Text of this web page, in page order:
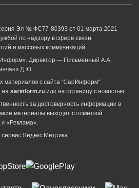
Эл № ФС77-80393 от 01 марта 2021
по надзору в сфере связи,
и массовых коммуникаций.
Директор — Письменный А.А.
Д.Ю.
материалов с сайта "СарИнформ"
на sarinform.ru или на страницу с новостью.
за достоверность информации в
материалы выходят с пометкой
«Реклама».
Яндекс.Метрика